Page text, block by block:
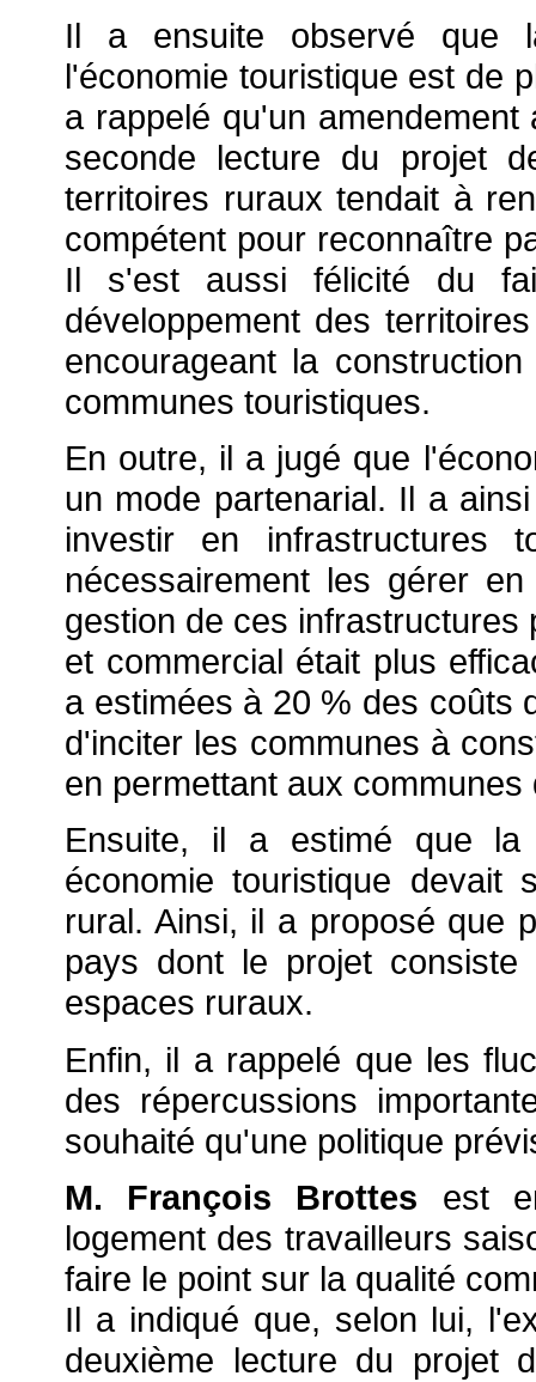
Il a ensuite observé que
l'économie touristique est de
a rappelé qu'un
seconde lecture du projet
territoires ruraux tendait à
compétent pour reconnaître
Il s'est aussi félicité du
développement des
encourageant la
communes touristiques.
En outre, il a jugé que
un mode partenarial. Il a
investir en infrastructures
nécessairement les gérer
gestion de ces infrastructures
et commercial était plus
a estimées à 20 % des coûts
d'inciter les communes à
en permettant aux
Ensuite, il a estimé que la
économie touristique devait
rural. Ainsi, il a proposé que
pays dont le projet
espaces ruraux.
Enfin, il a rappelé que les
des répercussions
souhaité qu'une politique
M. François Brottes est
logement des travailleurs
faire le point sur la qualité
Il a indiqué que, selon lui,
deuxième lecture du projet